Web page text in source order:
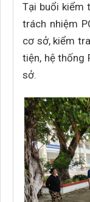
Tại buổi kiểm
trách nhiệm
cơ sở, kiểm
tiện, hệ thống
sở.